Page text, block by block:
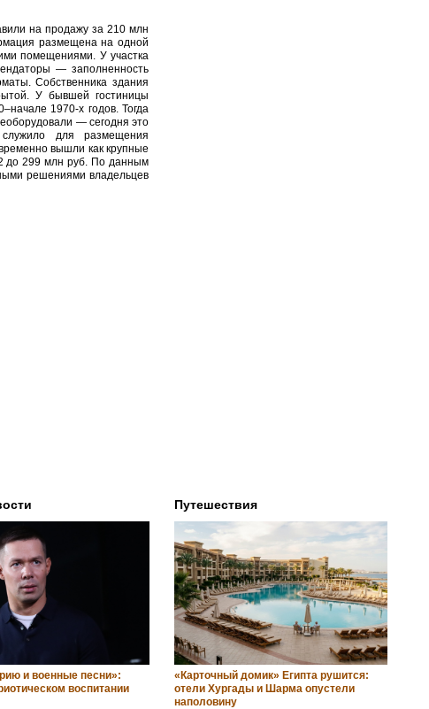
на продажу за 210 млн
размещена на одной
помещениями. У участка
— заполненность
Собственника здания
У бывшей гостиницы
1970-х годов. Тогда
— сегодня это
для размещения
вышли как крупные
до 299 млн руб. По данным
решениями владельцев
и военные песни»:
воспитании
Путешествия
«Карточный домик» Египта рушится:
отели Хургады и Шарма опустели
наполовину